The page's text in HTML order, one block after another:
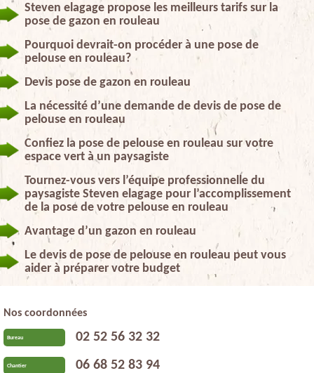
Steven elagage propose les meilleurs tarifs sur la
pose de gazon en rouleau
Pourquoi devrait-on procéder à une pose de
pelouse en rouleau?
Devis pose de gazon en rouleau
La nécessité d’une demande de devis de pose de
pelouse en rouleau
Confiez la pose de pelouse en rouleau sur votre
espace vert à un paysagiste
Tournez-vous vers l’équipe professionnelle du
paysagiste Steven elagage pour l’accomplissement
de la pose de votre pelouse en rouleau
Avantage d’un gazon en rouleau
Le devis de pose de pelouse en rouleau peut vous
aider à préparer votre budget
Nos coordonnées
Bureau 02 52 56 32 32
Chantier 06 68 52 83 94